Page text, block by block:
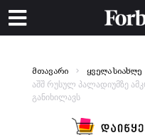
მთავარი ყველა სიახლე
აშშ რუსულ პალადიუმზე
განიხილავს